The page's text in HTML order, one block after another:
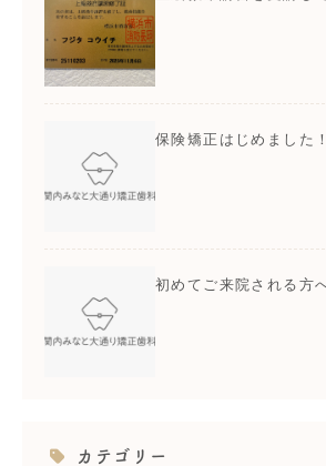
保険矯正はじめました！
初めてご来院される方
カテゴリー